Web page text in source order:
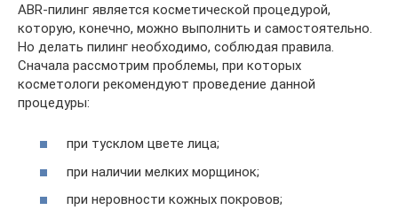
ABR-пилинг является косметической процедурой,
которую, конечно, можно выполнить и самостоятельно.
Но делать пилинг необходимо, соблюдая правила.
Сначала рассмотрим проблемы, при которых
косметологи рекомендуют проведение данной
процедуры:
при тусклом цвете лица;
при наличии мелких морщинок;
при неровности кожных покровов;